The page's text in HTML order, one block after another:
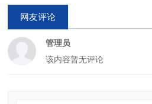
网友评论
管理员
该内容暂无评论